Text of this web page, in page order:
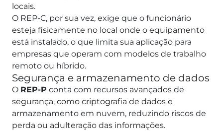
locais.
O REP-C, por sua vez, exige que o funcionário
esteja fisicamente no local onde o equipamento
está instalado, o que limita sua aplicação para
empresas que operam com modelos de trabalho
remoto ou híbrido.
Segurança e armazenamento de dados
O REP-P conta com recursos avançados de
segurança, como criptografia de dados e
armazenamento em nuvem, reduzindo riscos de
perda ou adulteração das informações.